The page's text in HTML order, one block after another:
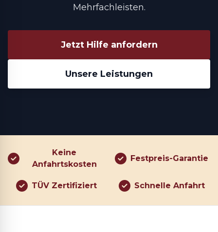
Mehrfachleisten.
Jetzt Hilfe anfordern
Unsere Leistungen
Keine
Anfahrtskosten
Festpreis-Garantie
TÜV Zertifiziert Schnelle Anfahrt